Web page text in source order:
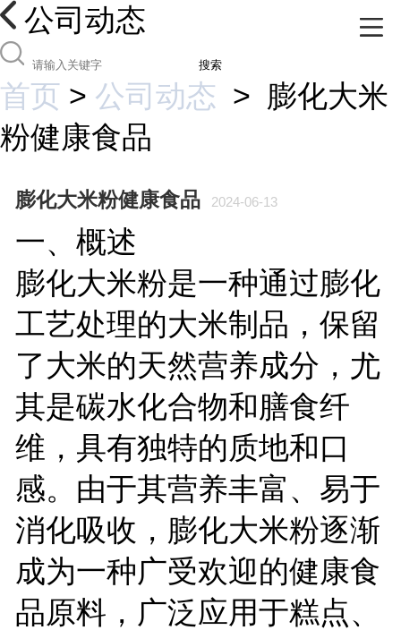
公司动态
搜索
首页 > 公司动态 > 膨化大米
粉健康食品
膨化大米粉健康食品 2024-06-13
一、概述
膨化大米粉是一种通过膨化
工艺处理的大米制品，保留
了大米的天然营养成分，尤
其是碳水化合物和膳食纤
维，具有独特的质地和口
感。由于其营养丰富、易于
消化吸收，膨化大米粉逐渐
成为一种广受欢迎的健康食
品原料，广泛应用于糕点、